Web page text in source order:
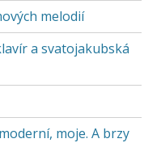
melodií
a svatojakubská
moje. A brzy